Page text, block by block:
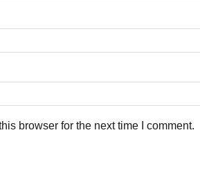
browser for the next time I comment.